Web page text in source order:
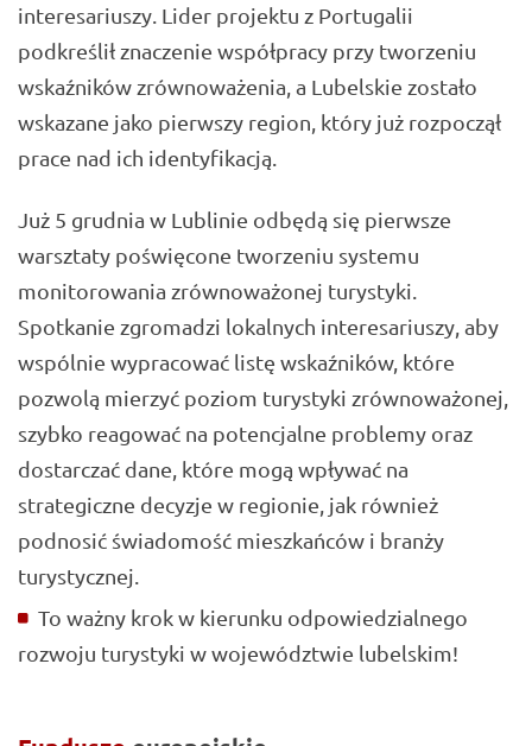
interesariuszy. Lider projektu z Portugalii
podkreślił znaczenie współpracy przy tworzeniu
wskaźników zrównoważenia, a Lubelskie zostało
wskazane jako pierwszy region, który już rozpoczął
prace nad ich identyfikacją.
Już 5 grudnia w Lublinie odbędą się pierwsze
warsztaty poświęcone tworzeniu systemu
monitorowania zrównoważonej turystyki.
Spotkanie zgromadzi lokalnych interesariuszy, aby
wspólnie wypracować listę wskaźników, które
pozwolą mierzyć poziom turystyki zrównoważonej,
szybko reagować na potencjalne problemy oraz
dostarczać dane, które mogą wpływać na
strategiczne decyzje w regionie, jak również
podnosić świadomość mieszkańców i branży
turystycznej.
To ważny krok w kierunku odpowiedzialnego
rozwoju turystyki w województwie lubelskim!